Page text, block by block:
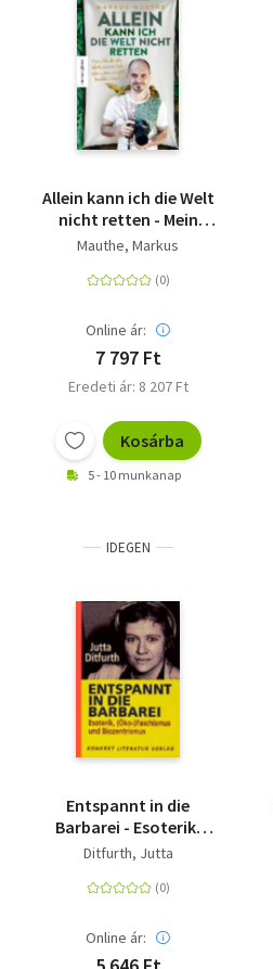
Allein kann ich die Welt
nicht retten - Mein
Leben für den Schutz
warum wir jetzt
Mauthe, Markus
Online ár:
7 797 Ft
Eredeti ár: 8 207 Ft
Kosárba
5 - 10 munkanap
IDEGEN
Entspannt in die
Barbarei - Esoterik,
(Öko-)Faschismus und
Ditfurth, Jutta
Online ár: